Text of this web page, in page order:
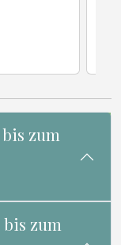
bis zum
bis zum